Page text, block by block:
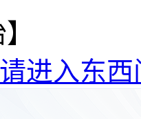
进入东西